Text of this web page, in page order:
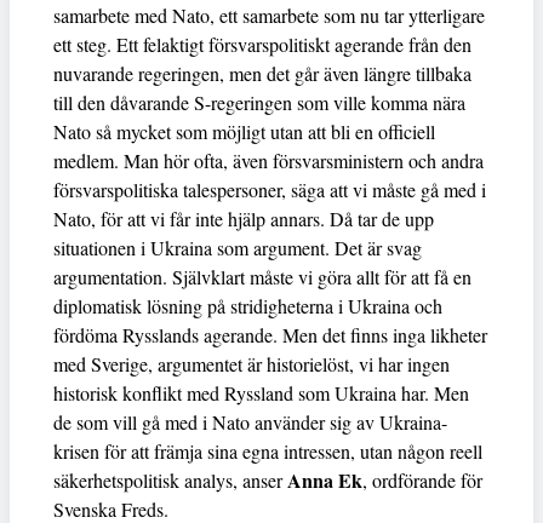
samarbete med Nato, ett samarbete som nu tar ytterligare
ett steg. Ett felaktigt försvarspolitiskt agerande från den
nuvarande regeringen, men det går även längre tillbaka
till den dåvarande S-regeringen som ville komma nära
Nato så mycket som möjligt utan att bli en officiell
medlem. Man hör ofta, även försvarsministern och andra
försvarspolitiska talespersoner, säga att vi måste gå med i
Nato, för att vi får inte hjälp annars. Då tar de upp
situationen i Ukraina som argument. Det är svag
argumentation. Självklart måste vi göra allt för att få en
diplomatisk lösning på stridigheterna i Ukraina och
fördöma Rysslands agerande. Men det finns inga likheter
med Sverige, argumentet är historielöst, vi har ingen
historisk konflikt med Ryssland som Ukraina har. Men
de som vill gå med i Nato använder sig av Ukraina-
krisen för att främja sina egna intressen, utan någon reell
säkerhetspolitisk analys, anserAnna Ek, ordförande för
Svenska Freds.